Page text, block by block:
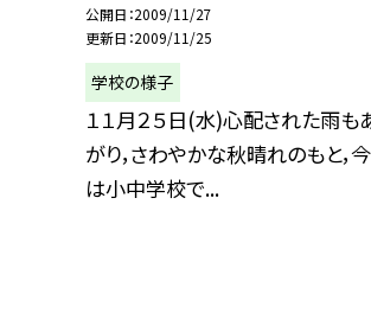
公開日 2009/11/27
更新日 2009/11/25
学校の様子
１１月２５日(水)心配された雨も
がり，さわやかな秋晴れのもと，
は小中学校で...